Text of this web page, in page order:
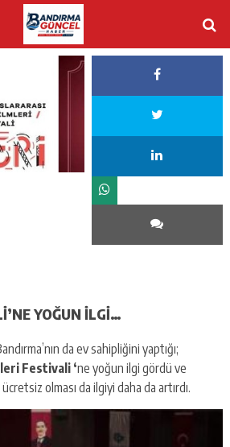
YOĞUN İLGİ…
da ev sahipliğini yaptığı;
Festivali ‘ne yoğun ilgi gördü ve
olması da ilgiyi daha da artırdı.